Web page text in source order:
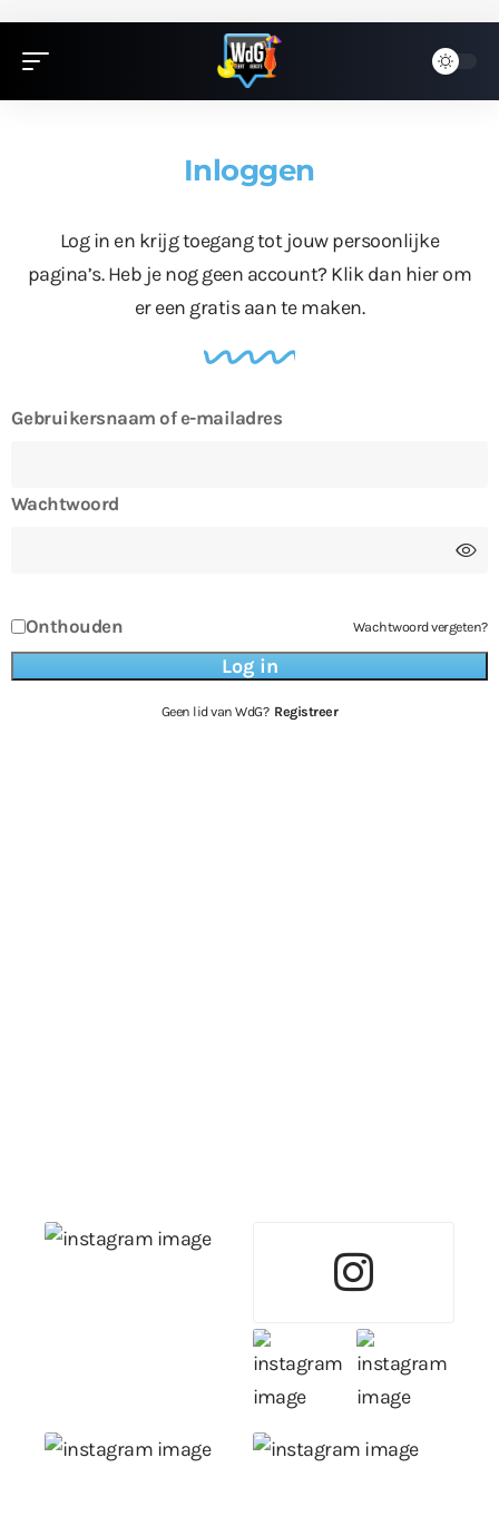
Inloggen
Log in en krijg toegang tot jouw persoonlijke
pagina’s. Heb je nog geen account? Klik dan hierom
er een gratis aan te maken.
Gebruikersnaam of e-mailadres
Wachtwoord
Onthouden Wachtwoord vergeten?
Geen lid van WdG? Registreer